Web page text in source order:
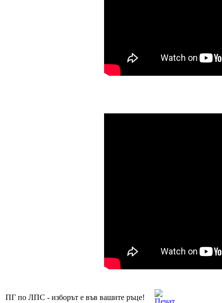
ПГ по ЛПС - изборът е във вашите ръце!